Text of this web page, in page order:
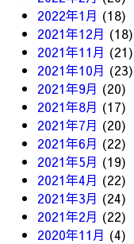
2022年1月 (18)
2021年12月 (18)
2021年11月 (21)
2021年10月 (23)
2021年9月 (20)
2021年8月 (17)
2021年7月 (20)
2021年6月 (22)
2021年5月 (19)
2021年4月 (22)
2021年3月 (24)
2021年2月 (22)
2020年11月 (4)